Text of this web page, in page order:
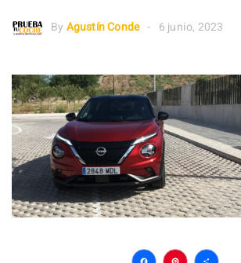
By Agustín Conde 6 junio, 2023